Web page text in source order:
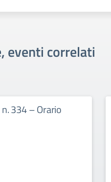
eventi correlati
334 – Orario